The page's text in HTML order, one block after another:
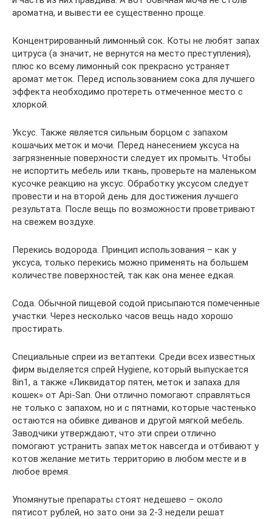
ароматна, и вывести ее существенно проще.
Концентрированный лимонный сок. Коты не любят запах
цитруса (а значит, не вернутся на место преступления),
плюс ко всему лимонный сок прекрасно устраняет
аромат меток. Перед использованием сока для лучшего
эффекта необходимо протереть отмеченное место с
хлоркой.
Уксус. Также является сильным борцом с запахом
кошачьих меток и мочи. Перед нанесением уксуса на
загрязненные поверхности следует их промыть. Чтобы
не испортить мебель или ткань, проверьте на маленьком
кусочке реакцию на уксус. Обработку уксусом следует
провести и на второй день для достижения лучшего
результата. После вещь по возможности проветривают
на свежем воздухе.
Перекись водорода. Принцип использования – как у
уксуса, только перекись можно применять на большем
количестве поверхностей, так как она менее едкая.
Сода. Обычной пищевой содой присыпаются помеченные
участки. Через несколько часов вещь надо хорошо
простирать.
Специальные спреи из ветаптеки. Среди всех известных
фирм выделяется спрей Hygiene, который выпускается
8in1, а также «Ликвидатор пятен, меток и запаха для
кошек» от Api-San. Они отлично помогают справляться
не только с запахом, но и с пятнами, которые частенько
остаются на обивке диванов и другой мягкой мебель.
Заводчики утверждают, что эти спреи отлично
помогают устранить запах меток навсегда и отбивают у
котов желание метить территорию в любом месте и в
любое время.
Упомянутые препараты стоят недешево – около
пятисот рублей, но зато они за 2-3 недели решат